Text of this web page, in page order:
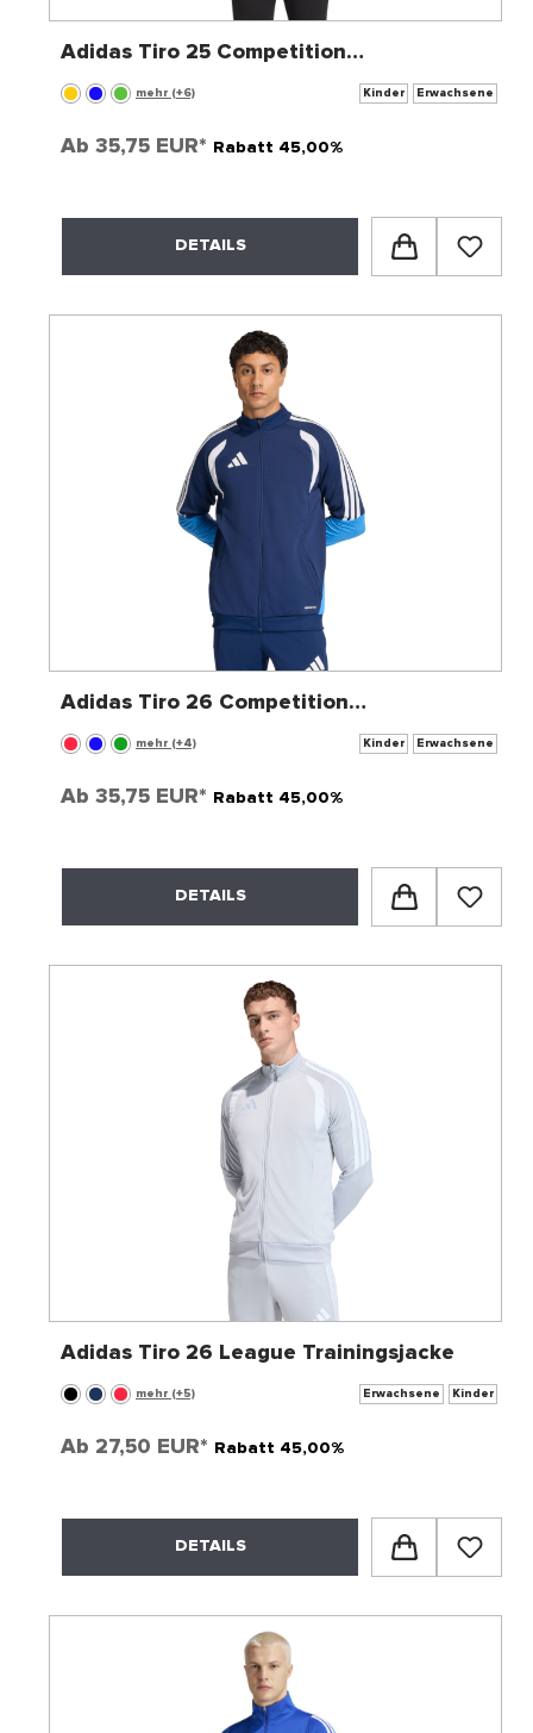
Adidas Tiro 25 Competition
Trainingsjacke
mehr (+6) Kinder Erwachsene
Ab 35,75 EUR* Rabatt 45,00%
DETAILS
Adidas Tiro 26 Competition
Trainingsjacke
mehr (+4) Kinder Erwachsene
Ab 35,75 EUR* Rabatt 45,00%
DETAILS
Adidas Tiro 26 League Trainingsjacke
mehr (+5) Erwachsene Kinder
Ab 27,50 EUR* Rabatt 45,00%
DETAILS